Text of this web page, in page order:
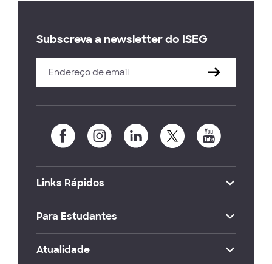
Subscreva a newsletter do ISEG
Links Rápidos
Para Estudantes
Atualidade